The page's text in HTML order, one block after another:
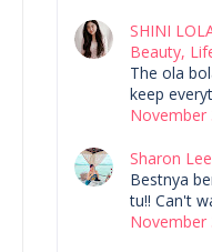
SHINI
Beauty,
The ola
keep
November
Sharon Lee
Bestnya
tu!! Can't
November